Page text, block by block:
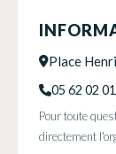
Place
05 62 02
Pour toute
directement